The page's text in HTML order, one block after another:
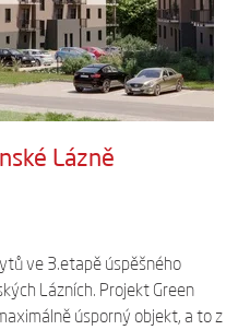
Lázně
ve 3.etapě úspěšného
Lázních. Projekt Green
úsporný objekt, a to z